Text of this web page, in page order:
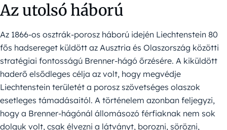
Az utolsó háború
Az 1866-os osztrák-porosz háború idején Liechtenstein 80
fős hadsereget küldött az Ausztria és Olaszország közötti
stratégiai fontosságú Brenner-hágó őrzésére. A kiküldött
haderő elsődleges célja az volt, hogy megvédje
Liechtenstein területét a porosz szövetséges olaszok
esetleges támadásaitól. A történelem azonban feljegyzi,
hogy a Brenner-hágónál állomásozó férfiaknak nem sok
dolguk volt, csak élvezni a látványt, borozni, sörözni,